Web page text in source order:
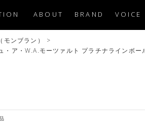
ABOUT BRAND VOICE
ンブラン）
>
ア・W.A.モーツァルト プラチナラインボー